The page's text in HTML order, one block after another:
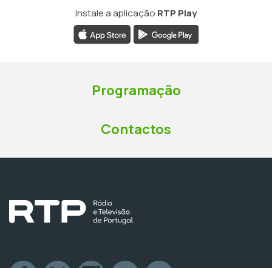
Instale a aplicação RTP Play
Programação
Contactos